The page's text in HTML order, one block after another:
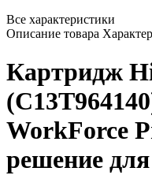
Все характеристики
Описание товара
Картридж
WorkForce
решение